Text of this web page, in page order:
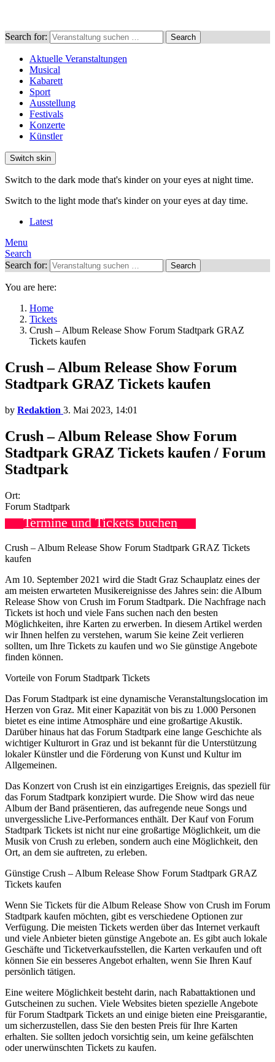
Search for: Search
Aktuelle Veranstaltungen
Musical
Kabarett
Sport
Ausstellung
Festivals
Konzerte
Künstler
Switch skin
Switch to the dark mode that's kinder on your eyes at night time.
Switch to the light mode that's kinder on your eyes at day time.
Latest
Menu
Search
Search for:
Search
You are here:
Home
Tickets
Crush – Album Release Show Forum Stadtpark GRAZ
Tickets kaufen
Crush – Album Release Show Forum
Stadtpark GRAZ Tickets kaufen
by Redaktion 3. Mai 2023, 14:01
Crush – Album Release Show Forum
Stadtpark GRAZ Tickets kaufen / Forum
Stadtpark
Ort:
Forum Stadtpark
Termine und Tickets buchen
Crush – Album Release Show Forum Stadtpark GRAZ Tickets
kaufen
Am 10. September 2021 wird die Stadt Graz Schauplatz eines der
am meisten erwarteten Musikereignisse des Jahres sein: die Album
Release Show von Crush im Forum Stadtpark. Die Nachfrage nach
Tickets ist hoch und viele Fans suchen nach den besten
Möglichkeiten, ihre Karten zu erwerben. In diesem Artikel werden
wir Ihnen helfen zu verstehen, warum Sie keine Zeit verlieren
sollten, um Ihre Tickets zu kaufen und wo Sie günstige Angebote
finden können.
Vorteile von Forum Stadtpark Tickets
Das Forum Stadtpark ist eine dynamische Veranstaltungslocation im
Herzen von Graz. Mit einer Kapazität von bis zu 1.000 Personen
bietet es eine intime Atmosphäre und eine großartige Akustik.
Darüber hinaus hat das Forum Stadtpark eine lange Geschichte als
wichtiger Kulturort in Graz und ist bekannt für die Unterstützung
lokaler Künstler und die Förderung von Kunst und Kultur im
Allgemeinen.
Das Konzert von Crush ist ein einzigartiges Ereignis, das speziell für
das Forum Stadtpark konzipiert wurde. Die Show wird das neue
Album der Band präsentieren, das aufregende neue Songs und
unvergessliche Live-Performances enthält. Der Kauf von Forum
Stadtpark Tickets ist nicht nur eine großartige Möglichkeit, um die
Musik von Crush zu erleben, sondern auch eine Möglichkeit, den
Ort, an dem sie auftreten, zu erleben.
Günstige Crush – Album Release Show Forum Stadtpark GRAZ
Tickets kaufen
Wenn Sie Tickets für die Album Release Show von Crush im Forum
Stadtpark kaufen möchten, gibt es verschiedene Optionen zur
Verfügung. Die meisten Tickets werden über das Internet verkauft
und viele Anbieter bieten günstige Angebote an. Es gibt auch lokale
Geschäfte und Ticketverkaufsstellen, die Karten verkaufen und oft
können Sie ein besseres Angebot erhalten, wenn Sie Ihren Kauf
persönlich tätigen.
Eine weitere Möglichkeit besteht darin, nach Rabattaktionen und
Gutscheinen zu suchen. Viele Websites bieten spezielle Angebote
für Forum Stadtpark Tickets an und einige bieten eine Preisgarantie,
um sicherzustellen, dass Sie den besten Preis für Ihre Karten
erhalten. Sie sollten jedoch vorsichtig sein, um keine gefälschten
oder unerwünschten Tickets zu kaufen.